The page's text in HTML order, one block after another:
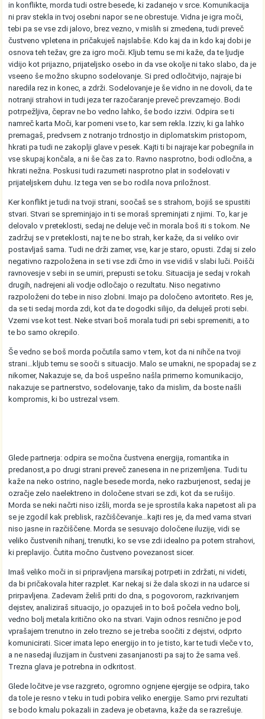
in konflikte, morda tudi ostre besede, ki zadanejo v srce. Komunikacija
ni prav stekla in tvoj osebni napor se ne obrestuje. Vidna je igra moči,
tebi pa se vse zdi jalovo, brez vezno, v mislih si zmedena, tudi preveč
čustveno vpletena in pričakuješ najslabše. Kdo kaj da in kdo kaj dobi je
osnova teh težav, gre za igro moči. Kljub temu se mi kaže, da te ljudje
vidijo kot prijazno, prijateljsko osebo in da vse okolje ni tako slabo, da je
vseeno še možno skupno sodelovanje. Si pred odločitvijo, najraje bi
naredila rez in konec, a zdrži. Sodelovanje je še vidno in ne dovoli, da te
notranji strahovi in tudi jeza ter razočaranje preveč prevzamejo. Bodi
potrpežljiva, čeprav ne bo vedno lahko, še bodo izzivi. Odpira se ti
namreč karta Moči, kar pomeni vse to, kar sem rekla. Izziv, ki ga lahko
premagaš, predvsem z notranjo trdnostjo in diplomatskim pristopom,
hkrati pa tudi ne zakoplji glave v pesek. Kajti ti bi najraje kar pobegnila in
vse skupaj končala, a ni še čas za to. Ravno nasprotno, bodi odločna, a
hkrati nežna. Poskusi tudi razumeti nasprotno plat in sodelovati v
prijateljskem duhu. Iz tega ven se bo rodila nova priložnost.
Ker konflikt je tudi na tvoji strani, soočaš se s strahom, bojiš se spustiti
stvari. Stvari se spreminjajo in ti se moraš spreminjati z njimi. To, kar je
delovalo v preteklosti, sedaj ne deluje več in morala boš iti s tokom. Ne
zadržuj se v preteklosti, naj te ne bo strah, ker kaže, da si veliko ovir
postavljaš sama. Tudi ne drži zamer, vse, kar je staro, opusti. Zdaj si zelo
negativno razpoložena in se ti vse zdi črno in vse vidiš v slabi luči. Poišči
ravnovesje v sebi in se umiri, prepusti se toku. Situacija je sedaj v rokah
drugih, nadrejeni ali vodje odločajo o rezultatu. Niso negativno
razpoloženi do tebe in niso zlobni. Imajo pa določeno avtoriteto. Res je,
da se ti sedaj morda zdi, kot da te dogodki silijo, da deluješ proti sebi.
Vzemi vse kot test. Neke stvari boš morala tudi pri sebi spremeniti, a to
te bo samo okrepilo.
Še vedno se boš morda počutila samo v tem, kot da ni nihče na tvoji
strani…kljub temu se sooči s situacijo. Malo se umakni, ne spopadaj se z
nikomer, Nakazuje se, da boš uspešno našla primerno komunikacijo,
nakazuje se partnerstvo, sodelovanje, tako da mislim, da boste našli
kompromis, ki bo ustrezal vsem.
Glede partnerja: odpira se močna čustvena energija, romantika in
predanost,a po drugi strani preveč zanesena in ne prizemljena. Tudi tu
kaže na neko ostrino, nagle besede morda, neko razburjenost, sedaj je
ozračje zelo naelektreno in določene stvari se zdi, kot da se rušijo.
Morda se neki načrti niso izšli, morda se je sprostila kaka napetost ali pa
se je zgodil kak preblisk, razčiščevanje…kajti res je, da med vama stvari
niso jasne in razčiščene. Morda se sesuvajo določene iluzije, vidi se
veliko čustvenih nihanj, trenutki, ko se vse zdi idealno pa potem strahovi,
ki preplavijo. Čutita močno čustveno povezanost sicer.
Imaš veliko moči in si pripravljena marsikaj potrpeti in zdržati, ni videti,
da bi pričakovala hiter razplet. Kar nekaj si že dala skozi in na udarce si
prirpavljena. Zadevam želiš priti do dna, s pogovorom, razkrivanjem
dejstev, analiziraš situacijo, jo opazuješ in to boš počela vedno bolj,
vedno bolj metala kritično oko na stvari. Vajin odnos resnično je pod
vprašajem trenutno in zelo trezno se je treba soočiti z dejstvi, odprto
komunicirati. Sicer imata lepo energijo in to je tisto, kar te tudi vleče v to,
a ne nasedaj iluzijam in čustveni zasanjanosti pa saj to že sama veš.
Trezna glava je potrebna in odkritost.
Glede ločitve je vse razgreto, ogromno ognjene ejergije se odpira, tako
da tole je resno v teku in tudi pobira veliko energije. Samo prvi rezultati
se bodo kmalu pokazali in zadeva je obetavna, kaže da se razrešuje.